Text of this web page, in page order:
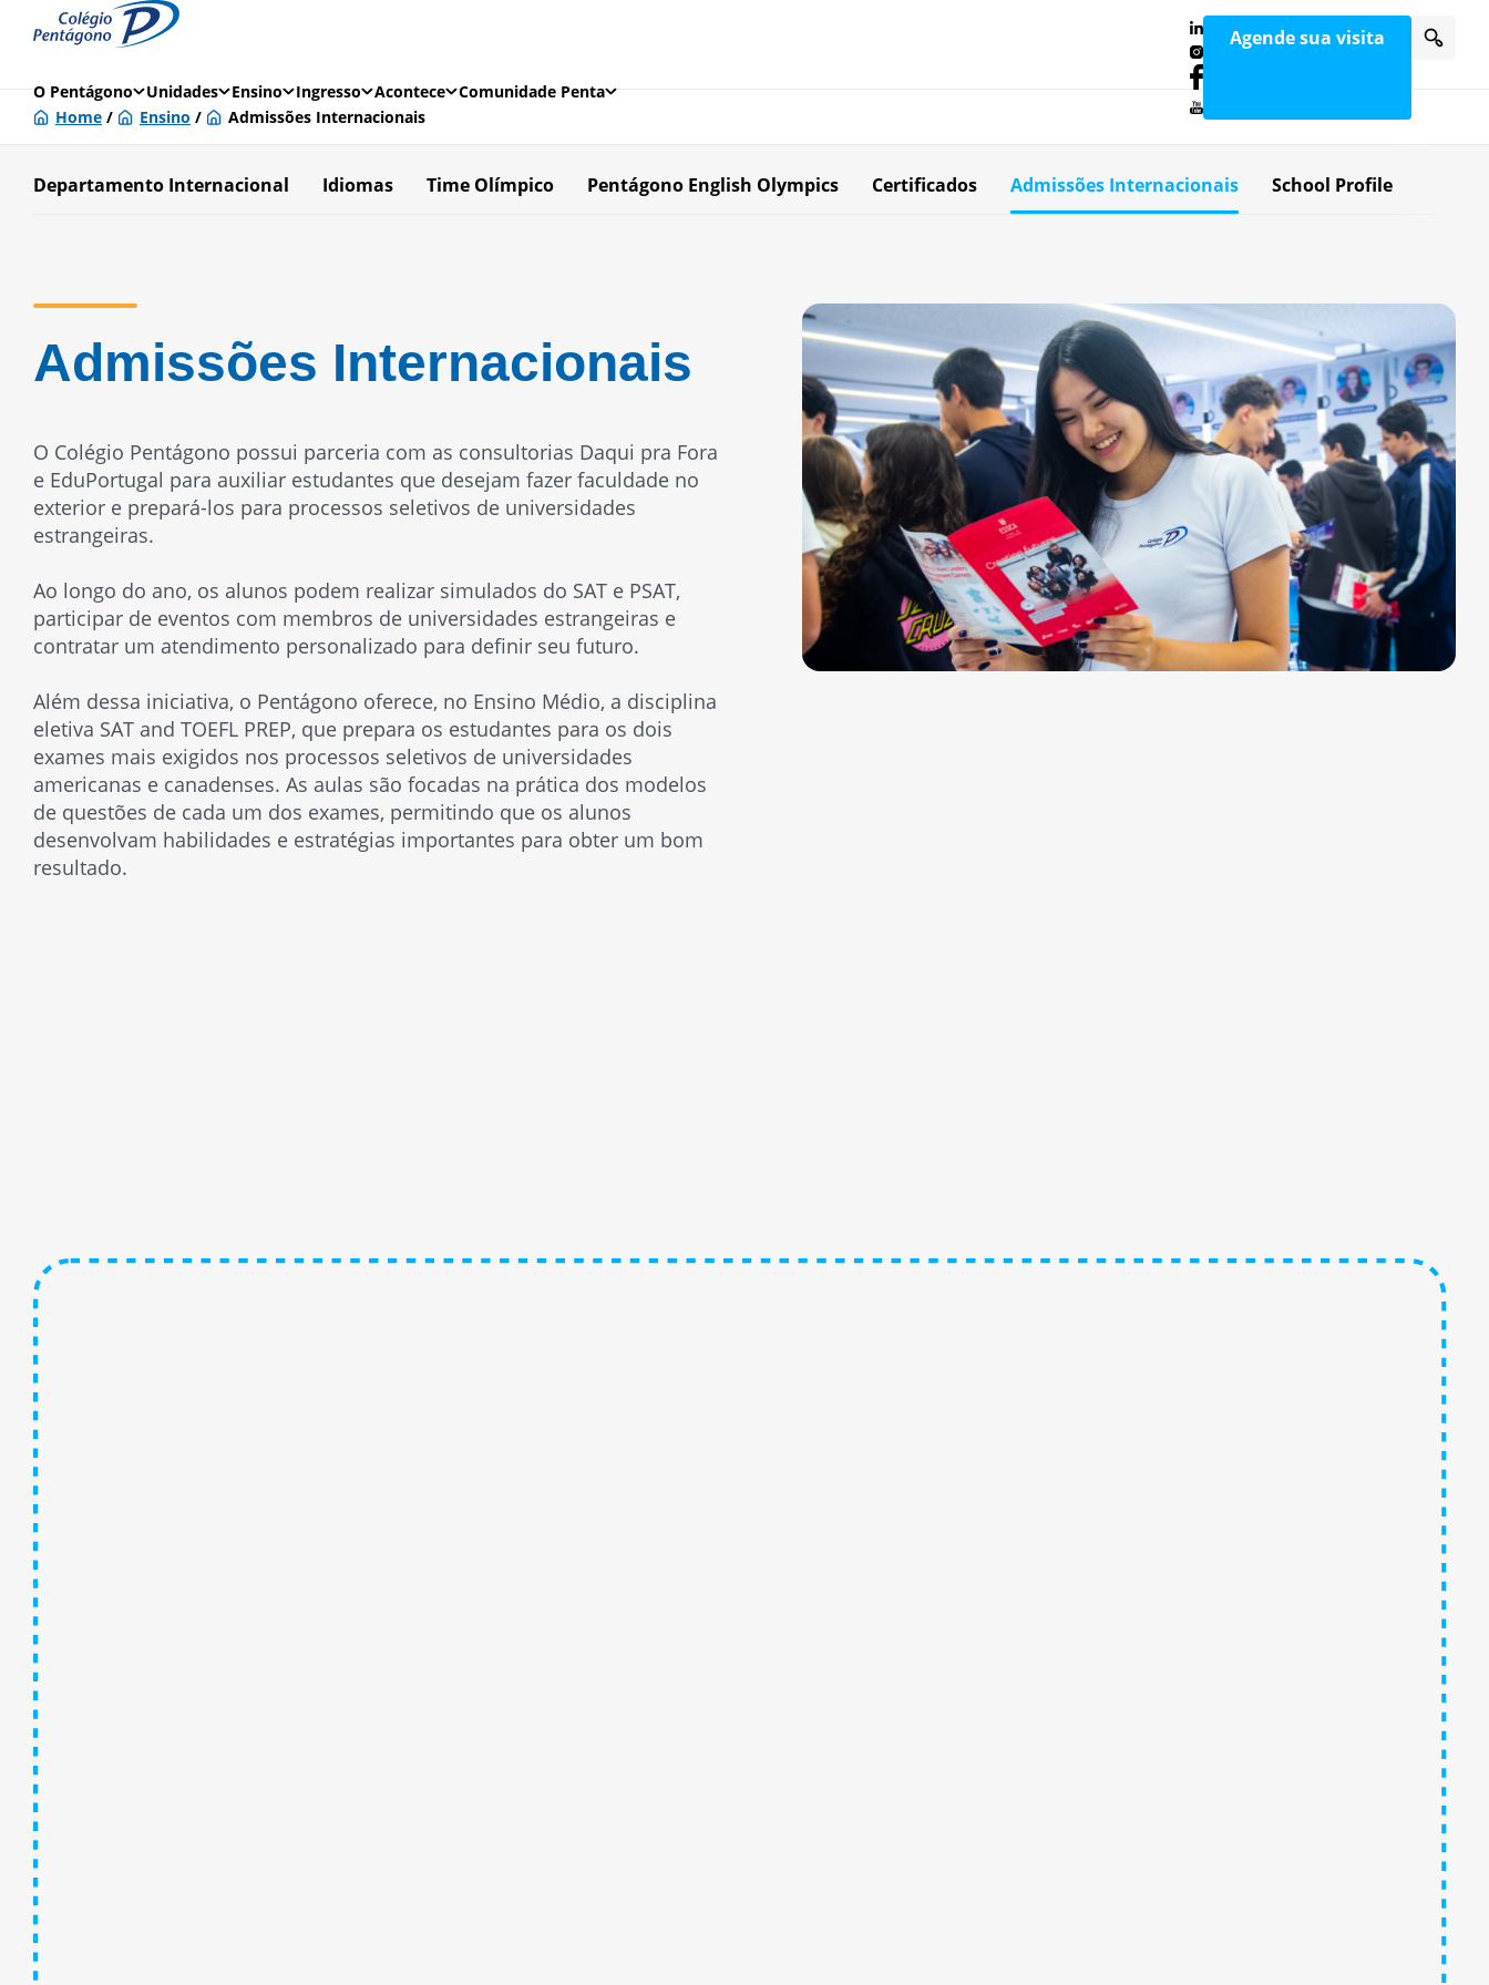
O Pentágono Unidades Ensino Ingresso Acontece Comunidade Penta
Agende sua visita
Home / Ensino / Admissões Internacionais
Departamento Internacional Idiomas Time Olímpico Pentágono English Olympics Certificados Admissões Internacionais School Profile
Admissões Internacionais
O Colégio Pentágono possui parceria com as consultorias Daqui pra Fora
e EduPortugal para auxiliar estudantes que desejam fazer faculdade no
exterior e prepará-los para processos seletivos de universidades
estrangeiras.
Ao longo do ano, os alunos podem realizar simulados do SAT e PSAT,
participar de eventos com membros de universidades estrangeiras e
contratar um atendimento personalizado para definir seu futuro.
Além dessa iniciativa, o Pentágono oferece, no Ensino Médio, a disciplina
eletiva SAT and TOEFL PREP, que prepara os estudantes para os dois
exames mais exigidos nos processos seletivos de universidades
americanas e canadenses. As aulas são focadas na prática dos modelos
de questões de cada um dos exames, permitindo que os alunos
desenvolvam habilidades e estratégias importantes para obter um bom
resultado.